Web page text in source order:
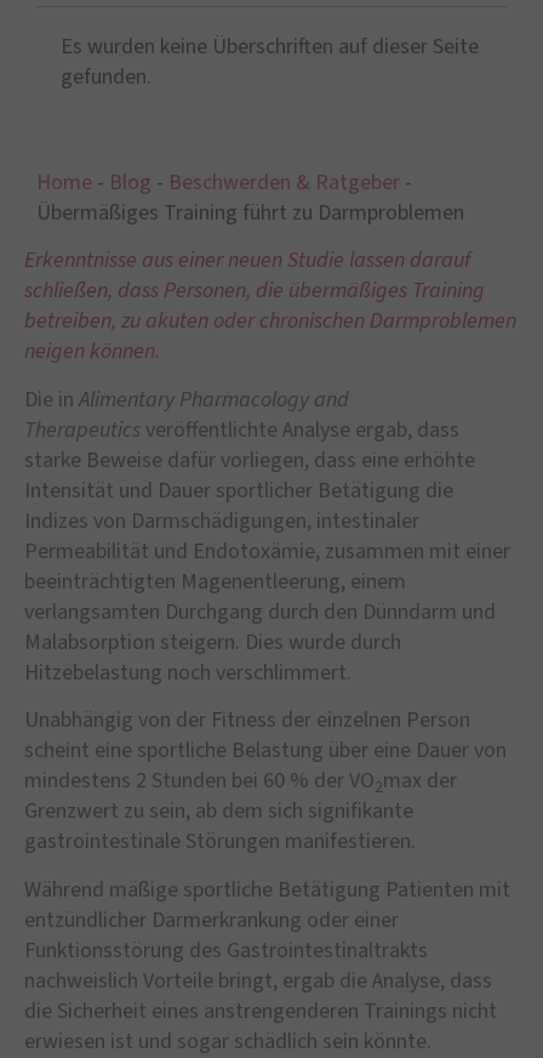
Home - Blog - Beschwerden & Ratgeber -
Übermäßiges Training führt zu Darmproblemen
Erkenntnisse aus einer neuen Studie lassen darauf
schließen, dass Personen, die übermäßiges Training
betreiben, zu akuten oder chronischen Darmproblemen
neigen können.
Die inAlimentary Pharmacology and
Therapeutics veröffentlichte Analyse ergab, dass
starke Beweise dafür vorliegen, dass eine erhöhte
Intensität und Dauer sportlicher Betätigung die
Indizes von Darmschädigungen, intestinaler
Permeabilität und Endotoxämie, zusammen mit einer
beeinträchtigten Magenentleerung, einem
verlangsamten Durchgang durch den Dünndarm und
Malabsorption steigern. Dies wurde durch
Hitzebelastung noch verschlimmert.
Unabhängig von der Fitness der einzelnen Person
scheint eine sportliche Belastung über eine Dauer von
mindestens 2 Stunden bei 60 % der VO2max der
Grenzwert zu sein, ab dem sich signifikante
gastrointestinale Störungen manifestieren.
Während mäßige sportliche Betätigung Patienten mit
entzündlicher Darmerkrankung oder einer
Funktionsstörung des Gastrointestinaltrakts
nachweislich Vorteile bringt, ergab die Analyse, dass
die Sicherheit eines anstrengenderen Trainings nicht
erwiesen ist und sogar schädlich sein könnte.
Es wurden keine Überschriften auf dieser Seite
gefunden.